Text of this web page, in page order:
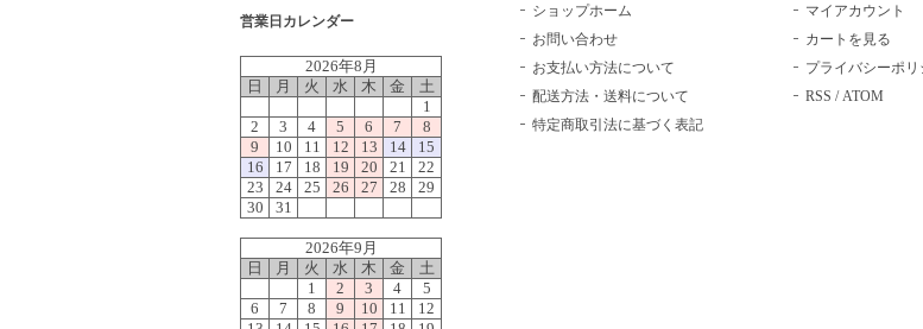
営業日カレンダー
2026年8月
日
月 火 水 木 金
土
1
2
3 4 5 6 7
8
9
10 11 12 13 14
15
16
17 18 19 20 21
22
23
24 25 26 27 28
29
30
31
2026年9月
日
月 火 水 木 金
土
1
2 3 4
5
6
7 8 9 10 11
12
ショップホーム
お問い合わせ
お支払い方法について
配送方法・送料について
特定商取引法に基づく表記
マイアカウント
カートを見る
プライバシーポリ
RSS /ATOM